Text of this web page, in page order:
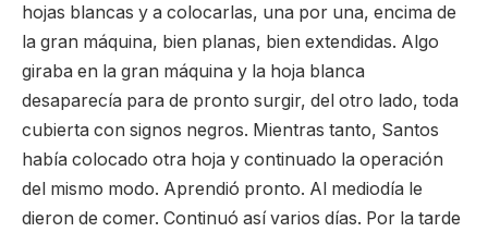
hojas blancas y a colocarlas, una por una, encima de
la gran máquina, bien planas, bien extendidas. Algo
giraba en la gran máquina y la hoja blanca
desaparecía para de pronto surgir, del otro lado, toda
cubierta con signos negros. Mientras tanto, Santos
había colocado otra hoja y continuado la operación
del mismo modo. Aprendió pronto. Al mediodía le
dieron de comer. Continuó así varios días. Por la tarde